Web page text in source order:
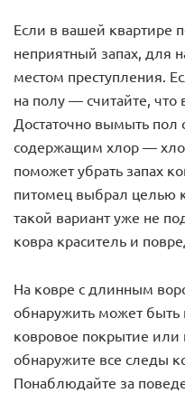
Если в вашей квартире
неприятный запах, для
местом преступления.
на полу — считайте, что
Достаточно вымыть
содержащим хлор —
поможет убрать запах
питомец выбрал целью
такой вариант уже не
ковра краситель и
На ковре с длинным
обнаружить может быть
ковровое покрытие или
обнаружите все следы
Понаблюдайте за